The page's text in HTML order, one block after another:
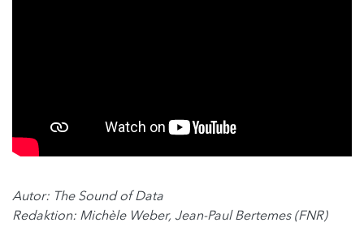
Autor: The Sound of Data
Redaktion: Michèle Weber, Jean-Paul Bertemes (FNR)